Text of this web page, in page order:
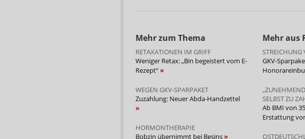
Mehr zum Thema
RETAXATIONEN IM GRIFF
Weniger Retax: „Bin begeistert vom E-
Rezept“
WEGEN GKV-SPARPAKET
Zuzahlung: Neuer Abda-Handzettel
HORMONTHERAPIE
Bobzin übernimmt bei Besins
Mehr aus
STREICHUNG
GKV-
SELBST ZU
Ab BMI von
Erstattung